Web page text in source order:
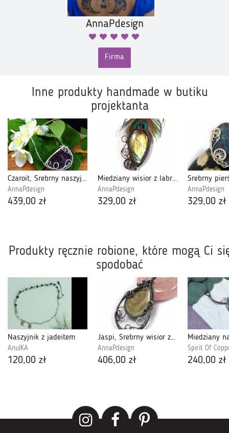
AnnaPdesign
Firma
Inne produkty handmade w butiku
projektanta
Czaroit, Srebrny naszyjnik z czaroitem
AnnaPdesign
439,00 zł
Miedziany wisior z labradorytem orange
AnnaPdesign
329,00 zł
AnnaPdesign
329,00 zł
Produkty ręcznie robione, które mogą Ci
spodobać
Naszyjnik z jadeitem
AnulKA
120,00 zł
Jaspi, Srebrny wisior z jaspisem imperial
AnnaPdesign
406,00 zł
Spirit Of
240,00 zł